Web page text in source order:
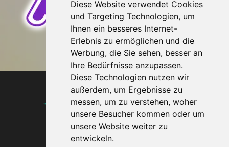
Diese Website verwendet Cookies
und Targeting Technologien, um
Ihnen ein besseres Internet-
Erlebnis zu ermöglichen und die
Werbung, die Sie sehen, besser an
Ihre Bedürfnisse anzupassen.
Diese Technologien nutzen wir
außerdem, um Ergebnisse zu
messen, um zu verstehen, woher
unsere Besucher kommen oder um
unsere Website weiter zu
entwickeln.
Agentur ohne
Grenzen
seit 1993
Impressum